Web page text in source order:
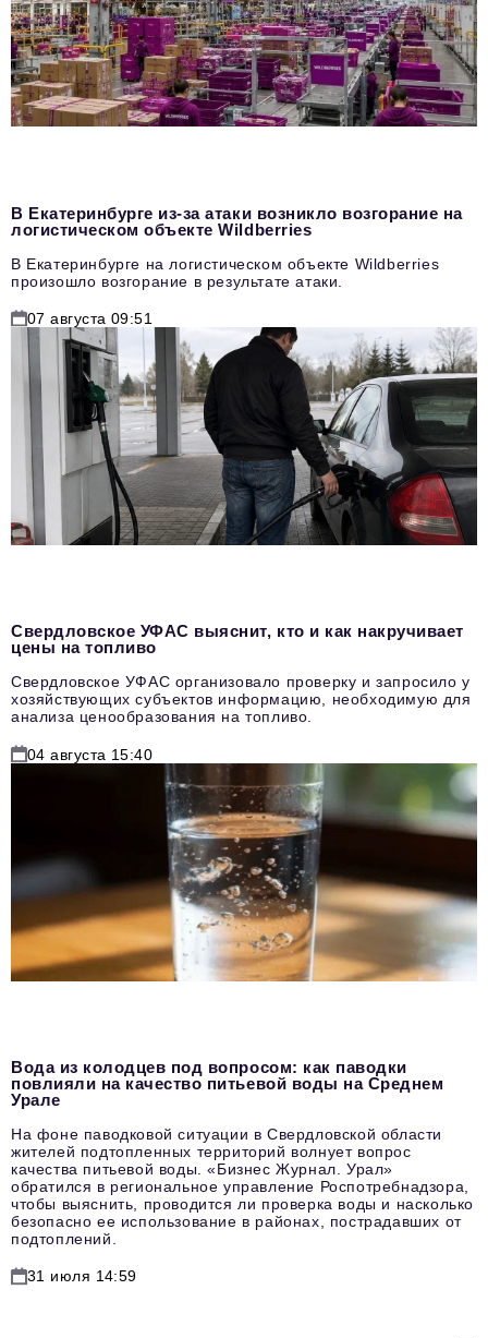
В Екатеринбурге из-за атаки возникло возгорание на
логистическом объекте Wildberries
В Екатеринбурге на логистическом объекте Wildberries
произошло возгорание в результате атаки.
07 августа 09:51
Свердловское УФАС выяснит, кто и как накручивает
цены на топливо
Свердловское УФАС организовало проверку и запросило у
хозяйствующих субъектов информацию, необходимую для
анализа ценообразования на топливо.
04 августа 15:40
Вода из колодцев под вопросом: как паводки
повлияли на качество питьевой воды на Среднем
Урале
На фоне паводковой ситуации в Свердловской области
жителей подтопленных территорий волнует вопрос
качества питьевой воды. «Бизнес Журнал. Урал»
обратился в региональное управление Роспотребнадзора,
чтобы выяснить, проводится ли проверка воды и насколько
безопасно ее использование в районах, пострадавших от
подтоплений.
31 июля 14:59